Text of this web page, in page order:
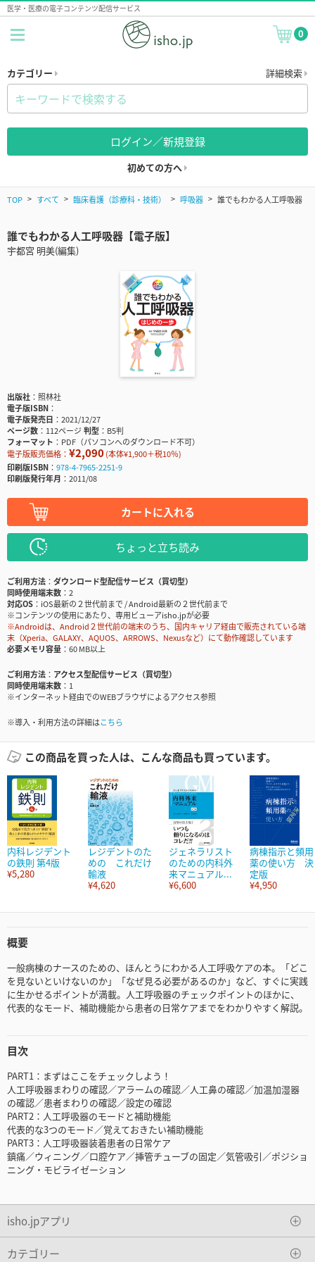
医学・医療の電子コンテンツ配信サービス
0
カテゴリー 詳細検索
ログイン／新規登録
初めての方へ
TOP すべて 臨床看護（診療科・技術） 呼吸器 誰でもわかる人工呼吸器
誰でもわかる人工呼吸器【電子版】
宇都宮 明美(編集)
出版社
照林社
電子版ISBN
電子版発売日
2021/12/27
ページ数
112ページ判型
B5判
フォーマット
PDF（パソコンへのダウンロード不可）
電子版販売価格： ¥2,090(本体¥1,900＋税10％)
印刷版ISBN
978-4-7965-2251-9
印刷版発行年月
2011/08
カートに入れる
ちょっと立ち読み
ご利用方法
ダウンロード型配信サービス（買切型）
同時使用端末数
2
対応OS
iOS最新の２世代前まで / Android最新の２世代前まで
※コンテンツの使用にあたり、専用ビューアisho.jpが必要
※Androidは、Android２世代前の端末のうち、国内キャリア経由で販売されている端
末（Xperia、GALAXY、AQUOS、ARROWS、Nexusなど）にて動作確認しています
必要メモリ容量
60 MB以上
ご利用方法
アクセス型配信サービス（買切型）
同時使用端末数
1
※インターネット経由でのWEBブラウザによるアクセス参照
※導入・利用方法の詳細はこちら
この商品を買った人は、こんな商品も買っています。
内科レジデント
の鉄則 第4版
¥5,280
レジデントのた
めの これだけ
輸液
¥4,620
ジェネラリスト
のための内科外
来マニュアル...
¥6,600
病棟指示と頻用
薬の使い方 決
定版
¥4,950
概要
一般病棟のナースのための、ほんとうにわかる人工呼吸ケアの本。「どこ
を見ないといけないのか」「なぜ見る必要があるのか」など、すぐに実践
に生かせるポイントが満載。人工呼吸器のチェックポイントのほかに、
代表的なモード、補助機能から患者の日常ケアまでをわかりやすく解説。
目次
PART1：まずはここをチェックしよう！
人工呼吸器まわりの確認／アラームの確認／人工鼻の確認／加温加湿器
の確認／患者まわりの確認／設定の確認
PART2：人工呼吸器のモードと補助機能
代表的な3つのモード／覚えておきたい補助機能
PART3：人工呼吸器装着患者の日常ケア
鎮痛／ウィニング／口腔ケア／挿管チューブの固定／気管吸引／ポジショ
ニング・モビライゼーション
isho.jpアプリ
カテゴリー